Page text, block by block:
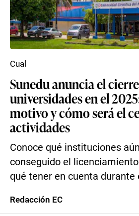
Sunedu anuncia el
universidades en el
motivo y cómo será el
actividades
Conoce qué instituciones
conseguido el
qué tener en cuenta durante
Cual
Redacción EC